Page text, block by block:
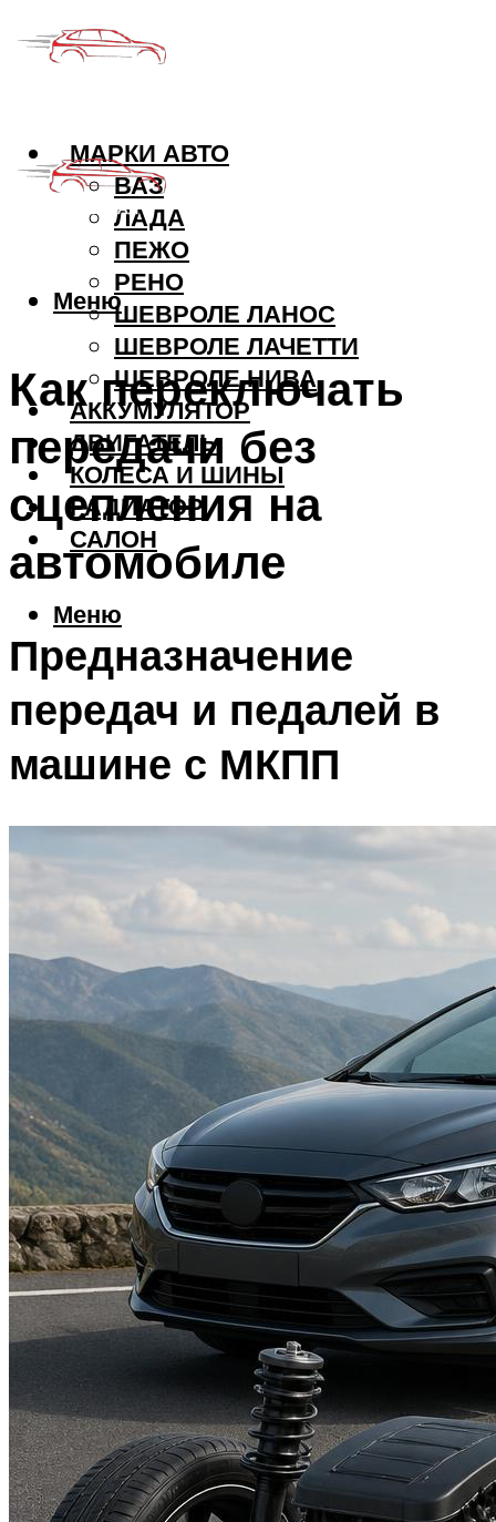
МАРКИ АВТО
ВАЗ
ЛАДА
ПЕЖО
РЕНО
ШЕВРОЛЕ ЛАНОС
ШЕВРОЛЕ ЛАЧЕТТИ
ШЕВРОЛЕ НИВА
АККУМУЛЯТОР
ДВИГАТЕЛЬ
КОЛЕСА И ШИНЫ
РАДИАТОР
САЛОН
Меню
Меню
Как переключать
передачи без
сцепления на
автомобиле
Предназначение
передач и педалей в
машине с МКПП